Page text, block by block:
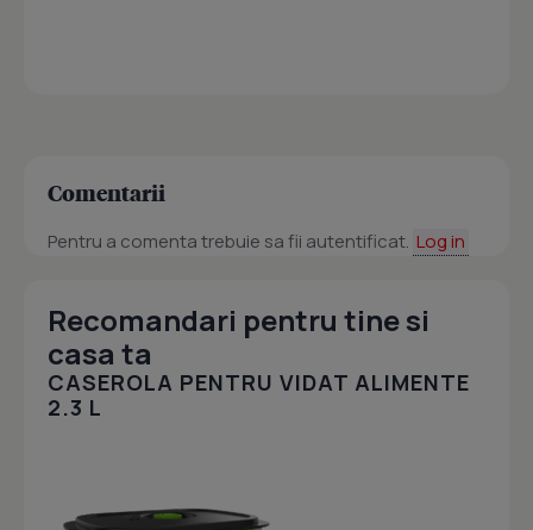
Comentarii
Pentru a comenta trebuie sa fii autentificat. Log in
Recomandari pentru tine si
casa ta
CASEROLA PENTRU VIDAT ALIMENTE
2.3 L